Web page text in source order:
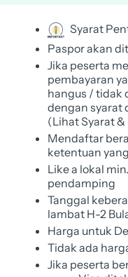
Syarat
Paspor akan
Jika peserta
pembayaran
hangus / tidak
dengan syarat
(Lihat Syarat
Mendaftar
ketentuan
Like a lokal
pendamping
Tanggal
lambat H-2
Harga untuk
Tidak ada
Jika peserta